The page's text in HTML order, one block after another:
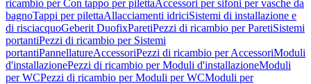
ricambio per Con tappo per pilettaAccessori per sifoni per vasche da
bagnoTappi per pilettaAllacciamenti idriciSistemi di installazione e
di risciacquoGeberit DuofixParetiPezzi di ricambio per ParetiSistemi
portantiPezzi di ricambio per Sistemi
portantiPannellatureAccessoriPezzi di ricambio per AccessoriModuli
d'installazionePezzi di ricambio per Moduli d'installazioneModuli
per WCPezzi di ricambio per Moduli per WCModuli per